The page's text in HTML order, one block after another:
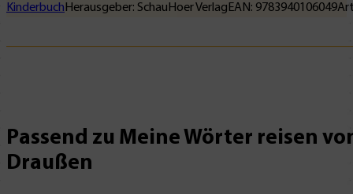
Kinderbuch Herausgeber: SchauHoer Verlag EAN: 9783940106049
Passend zu Meine Wörter reisen
Draußen